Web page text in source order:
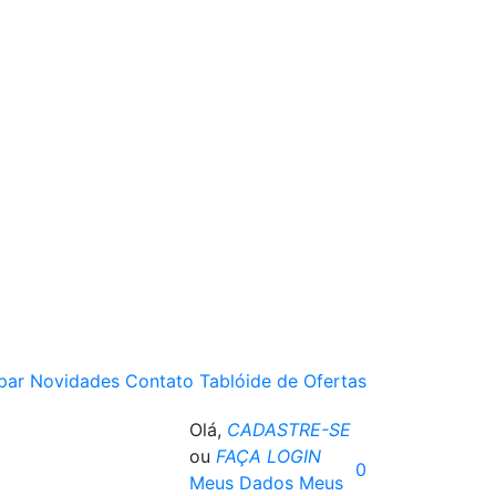
Novidades Contato Tablóide de Ofertas
Olá, CADASTRE-SE
ou FAÇA LOGIN
Meus Dados Meus
0